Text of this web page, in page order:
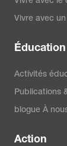
Vivre avec
Éducation
Activités
Publications
blogue À
Action